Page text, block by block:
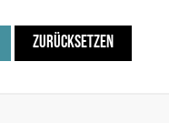
ZURÜCKSETZEN